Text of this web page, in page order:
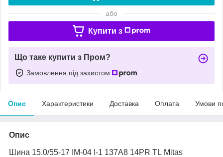
або
Купити з
Що таке купити з Пром?
Замовлення під захистом
Опис Характеристики Доставка Оплата Умови
Опис
Шина 15.0/55-17 IM-04 I-1 137A8 14PR TL Mitas